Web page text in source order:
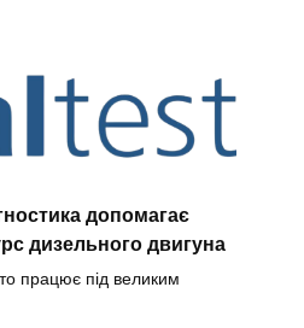
допомагає
дизельного двигуна
працює під великим